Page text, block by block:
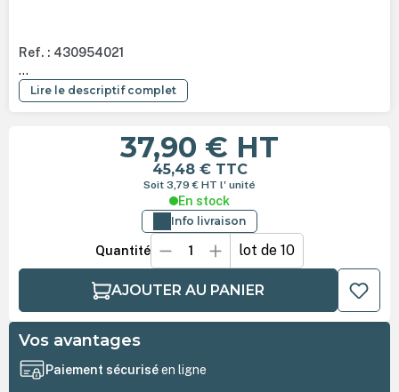
Ref. : 430954021
...
Lire le descriptif complet
37,90 € HT
45,48 € TTC
Soit 3,79 € HT l' unité
En stock
Info livraison
Quantité lot de 10
AJOUTER AU PANIER
Vos avantages
Paiement sécuriséen ligne